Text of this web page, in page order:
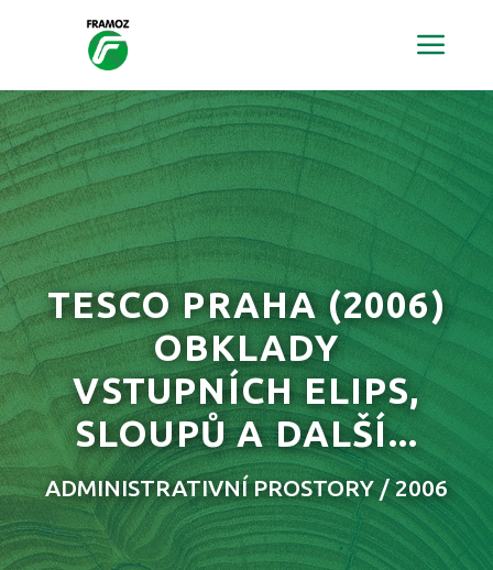
TESCO PRAHA(2006)
OBKLADY
VSTUPNÍCH ELIPS,
SLOUPŮ A DALŠÍ...
ADMINISTRATIVNÍ PROSTORY / 2006